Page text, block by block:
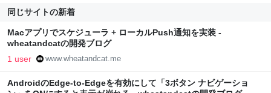
同じサイトの新着
Macアプリでスケジューラ + ローカルPush通知を実装 -
wheatandcatの開発ブログ
1 user www.wheatandcat.me
AndroidのEdge‑to‑Edgeを有効にして「3ボタン ナビゲーショ